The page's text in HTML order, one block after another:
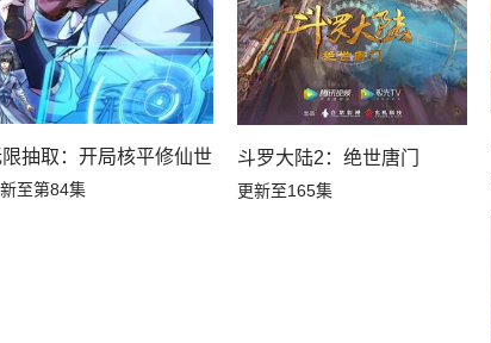
抽取：开局核平修仙世界动态漫画
至第84集
斗罗大陆2：绝世唐门
更新至165集